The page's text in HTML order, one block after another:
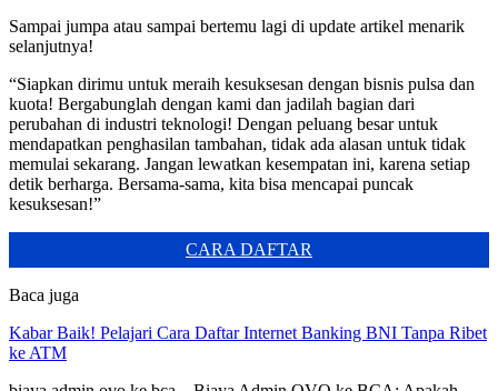
Sampai jumpa atau sampai bertemu lagi di update artikel menarik
selanjutnya!
“Siapkan dirimu untuk meraih kesuksesan dengan bisnis pulsa dan
kuota! Bergabunglah dengan kami dan jadilah bagian dari
perubahan di industri teknologi! Dengan peluang besar untuk
mendapatkan penghasilan tambahan, tidak ada alasan untuk tidak
memulai sekarang. Jangan lewatkan kesempatan ini, karena setiap
detik berharga. Bersama-sama, kita bisa mencapai puncak
kesuksesan!”
CARA DAFTAR
Baca juga
Kabar Baik! Pelajari Cara Daftar Internet Banking BNI Tanpa Ribet
ke ATM